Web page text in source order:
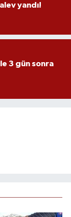
yandı!
3 gün sonra